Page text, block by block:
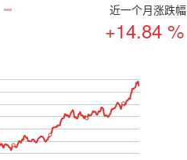
近一个月涨跌幅
+14.84 %